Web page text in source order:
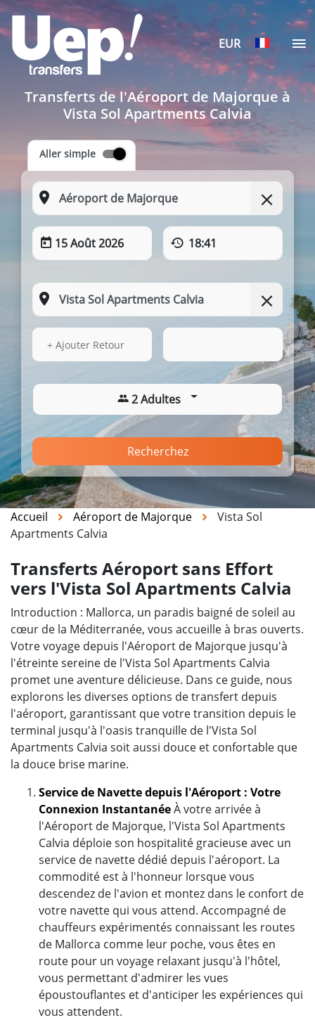
EUR
Transferts de l'Aéroport de Majorque à
Vista Sol Apartments Calvia
Aller simple
15 Août 2026 18:41
15 Août 2026
+ Ajouter Retour
2 Adultes
Recherchez
Accueil Aéroport de Majorque
Vista Sol
Apartments Calvia
Transferts Aéroport sans Effort
vers l'Vista Sol Apartments Calvia
Introduction : Mallorca, un paradis baigné de soleil au
cœur de la Méditerranée, vous accueille à bras ouverts.
Votre voyage depuis l'Aéroport de Majorque jusqu'à
l'étreinte sereine de l'Vista Sol Apartments Calvia
promet une aventure délicieuse. Dans ce guide, nous
explorons les diverses options de transfert depuis
l'aéroport, garantissant que votre transition depuis le
terminal jusqu'à l'oasis tranquille de l'Vista Sol
Apartments Calvia soit aussi douce et confortable que
la douce brise marine.
Service de Navette depuis l'Aéroport : Votre
Connexion InstantanéeÀ votre arrivée à
l'Aéroport de Majorque, l'Vista Sol Apartments
Calvia déploie son hospitalité gracieuse avec un
service de navette dédié depuis l'aéroport. La
commodité est à l'honneur lorsque vous
descendez de l'avion et montez dans le confort de
votre navette qui vous attend. Accompagné de
chauffeurs expérimentés connaissant les routes
de Mallorca comme leur poche, vous êtes en
route pour un voyage relaxant jusqu'à l'hôtel,
vous permettant d'admirer les vues
époustouflantes et d'anticiper les expériences qui
vous attendent.